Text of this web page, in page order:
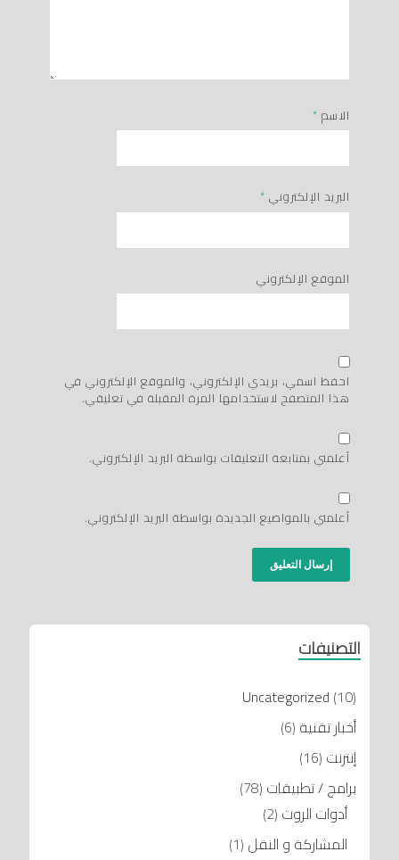
الاسم *
البريد الإلكتروني *
الموقع الإلكتروني
احفظ اسمي، بريدي الإلكتروني، والموقع الإلكتروني في
هذا المتصفح لاستخدامها المرة المقبلة في تعليقي.
أعلمني بمتابعة التعليقات بواسطة البريد الإلكتروني.
أعلمني بالمواضيع الجديدة بواسطة البريد الإلكتروني.
التصنيفات
Uncategorized (10)
أخبار تقنية (6)
إنترنت (16)
برامج / تطبيقات (78)
أدوات الروت (2)
المشاركة و النقل (1)